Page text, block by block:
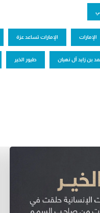
الإمارات الإمارات تساعد عزة
بن زايد آل نهيان طيور الخير